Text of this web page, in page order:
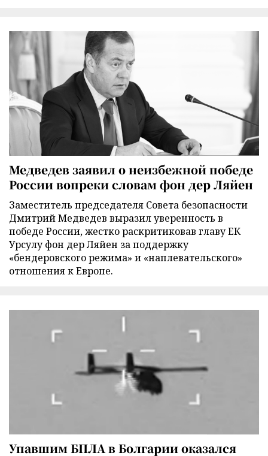
Медведев заявил о неизбежной победе
России вопреки словам фон дер Ляйен
Заместитель председателя Совета безопасности
Дмитрий Медведев выразил уверенность в
победе России, жестко раскритиковав главу ЕК
Урсулу фон дер Ляйен за поддержку
«бендеровского режима» и «наплевательского»
отношения к Европе.
Упавшим БПЛА в Болгарии оказался